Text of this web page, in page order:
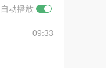
自动播放
09:33